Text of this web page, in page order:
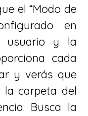
el “Modo de
en
usuario y la
cada
y verás que
carpeta del
Busca la